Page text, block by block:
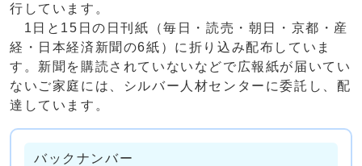
行しています。
1日と15日の日刊紙（毎日・読売・朝日・京都・産
経・日本経済新聞の6紙）に折り込み配布していま
す。新聞を購読されていないなどで広報紙が届いてい
ないご家庭には、シルバー人材センターに委託し、配
達しています。
バックナンバー